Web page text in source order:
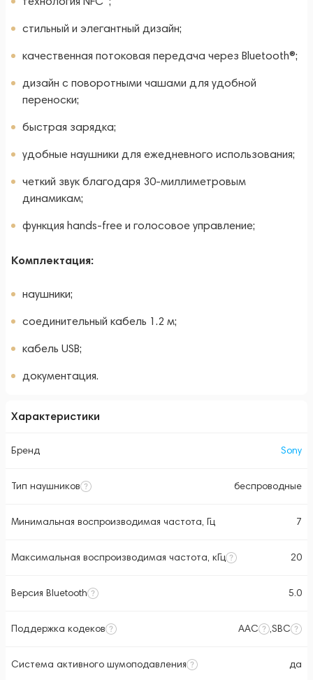
стильный и элегантный дизайн;
качественная потоковая передача через Bluetooth®;
дизайн с поворотными чашами для удобной
переноски;
быстрая зарядка;
удобные наушники для ежедневного использования;
четкий звук благодаря 30-миллиметровым
динамикам;
функция hands-free и голосовое управление;
Комплектация:
наушники;
соединительный кабель 1.2 м;
кабель USB;
документация.
Характеристики
Бренд Sony
Тип наушников беспроводные
Минимальная воспроизводимая частота, Гц 7
Максимальная воспроизводимая частота, кГц 20
Версия Bluetooth 5.0
Поддержка кодеков AAC ,SBC
Система активного шумоподавления да